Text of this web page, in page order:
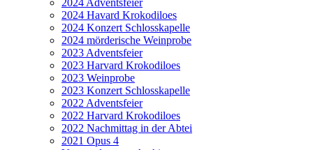
2024 Adventsfeier
2024 Havard Krokodiloes
2024 Konzert Schlosskapelle
2024 mörderische Weinprobe
2023 Adventsfeier
2023 Harvard Krokodiloes
2023 Weinprobe
2023 Konzert Schlosskapelle
2022 Adventsfeier
2022 Harvard Krokodiloes
2022 Nachmittag in der Abtei
2021 Opus 4